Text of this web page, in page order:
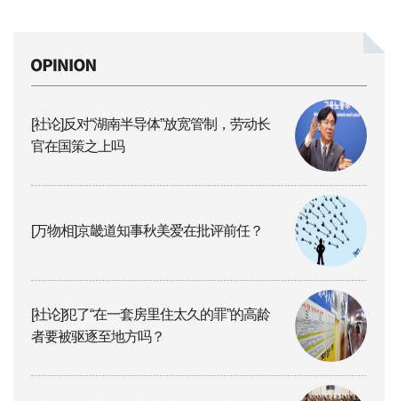
[社论]反对“湖南半导体”放宽管制，劳动长
官在国策之上吗
[万物相]京畿道知事秋美爱在批评前任？
[社论]犯了“在一套房里住太久的罪”的高龄
者要被驱逐至地方吗？